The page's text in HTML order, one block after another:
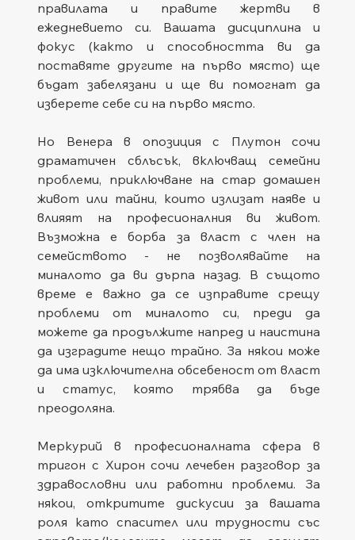
правилата и правите жертви в
ежедневието си. Вашата дисциплина и
фокус (както и способността ви да
поставяте другите на първо място) ще
бъдат забелязани и ще ви помогнат да
изберете себе си на първо място.
Но Венера в опозиция с Плутон сочи
драматичен сблъсък, включващ семейни
проблеми, приключване на стар домашен
живот или тайни, които излизат наяве и
влияят на професионалния ви живот.
Възможна е борба за власт с член на
семейството - не позволявайте на
миналото да ви дърпа назад. В същото
време е важно да се изправите срещу
проблеми от миналото си, преди да
можете да продължите напред и наистина
да изградите нещо трайно. За някои може
да има изключителна обсебеност от власт
и статус, която трябва да бъде
преодоляна.
Меркурий в професионалната сфера в
тригон с Хирон сочи лечебен разговор за
здравословни или работни проблеми. За
някои, откритите дискусии за вашата
роля като спасител или трудности със